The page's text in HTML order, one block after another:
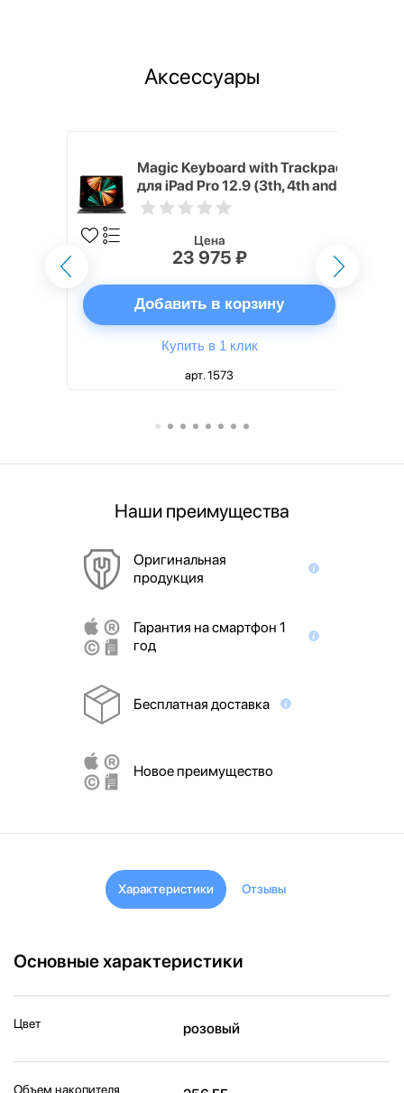
Аксессуары
Magic Keyboard with Trackpad
для iPad Pro 12.9 (3th, 4th and
5th generation) русская,
Цена
23 975 ₽
Добавить в корзину
Купить в 1 клик
арт. 1573
Наши преимущества
Оригинальная
продукция
Гарантия на смартфон 1
год
Бесплатная доставка
Новое преимущество
Характеристики Отзывы
Основные характеристики
Цвет розовый
Объем накопителя